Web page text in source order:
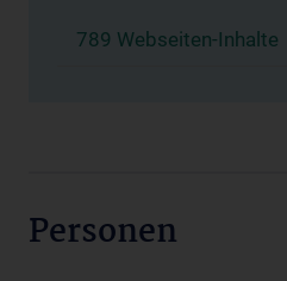
789 Webseiten-Inhalte
Personen